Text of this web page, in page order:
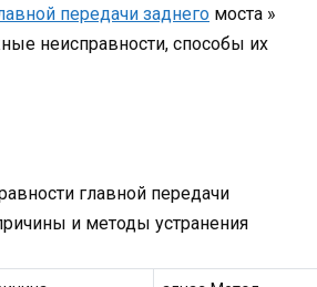
передачи заднего моста »
неисправности, способы их
главной передачи
и методы устранения